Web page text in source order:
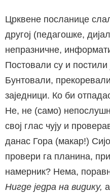
Црквене посланице
другој (педагошке,
непразничне,
Постовали су и постили
Бунтовали,
заједници. Ко би
Не, не (само)
свој глас чују и
данас Гора (макар!)
провери га планина,
намерник? Нема,
Нигде једра на видику,